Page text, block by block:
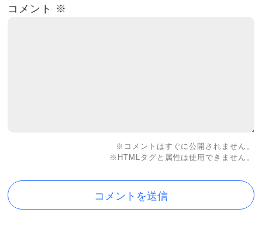
コメント ※
※コメントはすぐに公開されません。
※HTMLタグと属性は使用できません。